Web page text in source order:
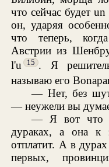
что сейчас будет
он, ударяя
что теперь,
Австрии из
l'u
15 . Я
называю его
— Нет, без
— неужели вы
— Я вот что
дураках, а она к
отплатит. А в
первых,